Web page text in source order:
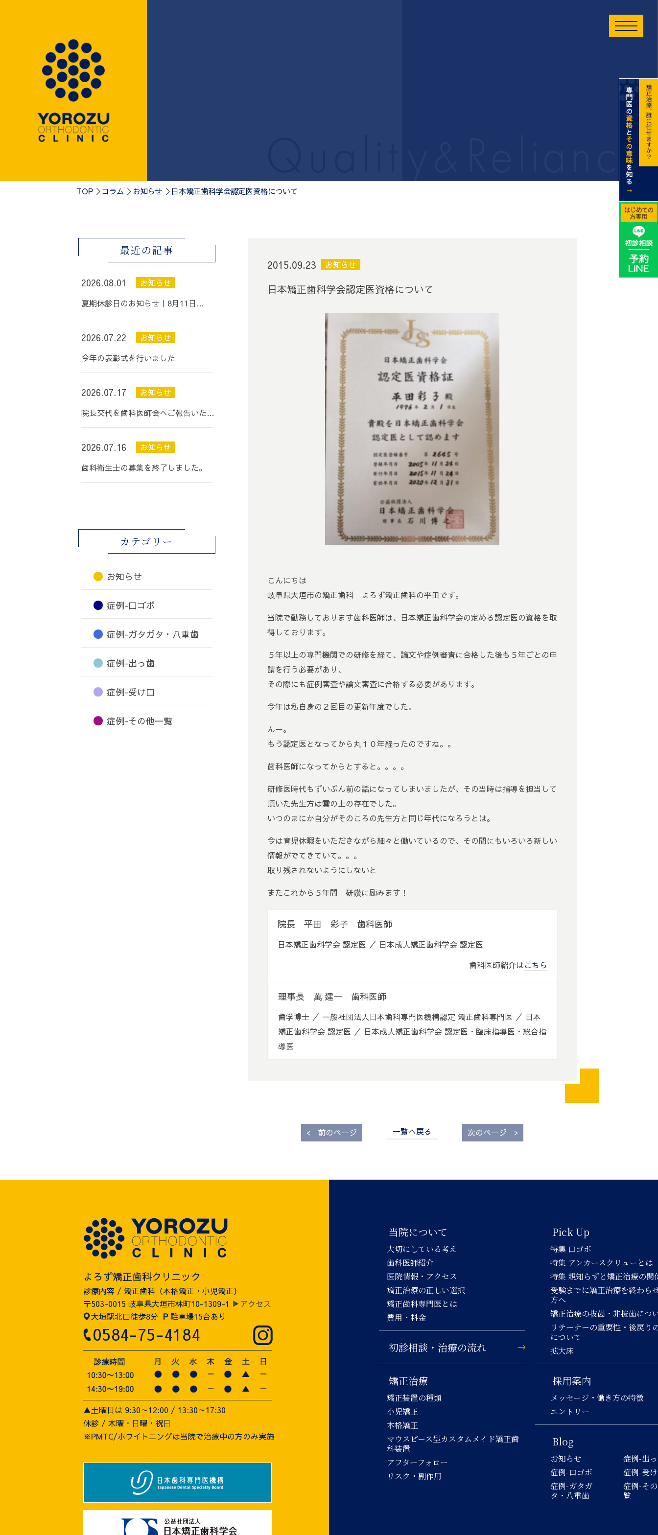
TOP コラム お知らせ 日本矯正歯科学会認定医資格について
最近の記事
2026.08.01
お知らせ
夏期休診日のお知らせ丨8月11日…
2026.07.22
お知らせ
今年の表彰式を行いました
2026.07.17
お知らせ
院長交代を歯科医師会へご報告いた…
2026.07.16
お知らせ
歯科衛生士の募集を終了しました。
カテゴリー
お知らせ
症例-口ゴボ
症例-ガタガタ・八重歯
症例-出っ歯
症例-受け口
症例-その他一覧
2015.09.23 お知らせ
日本矯正歯科学会認定医資格について
こんにちは
岐阜県大垣市の矯正歯科 よろず矯正歯科の平田です。
当院で勤務しております歯科医師は、日本矯正歯科学会の定める認定医の資格を取
得しております。
５年以上の専門機関での研修を経て、論文や症例審査に合格した後も５年ごとの申
請を行う必要があり、
その際にも症例審査や論文審査に合格する必要があります。
今年は私自身の２回目の更新年度でした。
んー。
もう認定医となってから丸１０年経ったのですね。。
歯科医師になってからとすると。。。。
研修医時代もずいぶん前の話になってしまいましたが、その当時は指導を担当して
頂いた先生方は雲の上の存在でした。
いつのまにか自分がそのころの先生方と同じ年代になろうとは。
今は育児休暇をいただきながら細々と働いているので、その間にもいろいろ新しい
情報がでてきていて。。。
取り残されないようにしないと
またこれから５年間 研鑽に励みます！
院長 平田 彩子 歯科医師
日本矯正歯科学会 認定医 ／ 日本成人矯正歯科学会 認定医
歯科医師紹介はこちら
理事長 萬 建一 歯科医師
歯学博士 ／ 一般社団法人日本歯科専門医機構認定 矯正歯科専門医 ／ 日本
矯正歯科学会 認定医 ／ 日本成人矯正歯科学会 認定医・臨床指導医・総合指
導医
< 前のページ 一覧へ戻る 次のページ >
よろず矯正歯科クリニック
診療内容 / 矯正歯科（本格矯正・小児矯正）
〒503-0015 岐阜県大垣市林町10-1309-1 ▶アクセス
大垣駅北口徒歩8分 P駐車場15台あり
0584-75-4184
▲土曜日は 9:30～12:00 / 13:30～17:30
休診 / 木曜・日曜・祝日
※PMTC/ホワイトニングは当院で治療中の方のみ実施
当院について
大切にしている考え
歯科医師紹介
医院情報・アクセス
矯正治療の正しい選択
矯正歯科専門医とは
費用・料金
初診相談・治療の流れ
矯正治療
矯正装置の種類
小児矯正
本格矯正
マウスピース型カスタムメイド矯正歯
科装置
アフターフォロー
リスク・副作用
Pick Up
特集 口ゴボ
特集 アンカースクリューとは
特集 親知らずと矯正治療の関
受験までに矯正治療を終わら
方へ
矯正治療の抜歯・非抜歯につ
リテーナーの重要性・後戻り
について
拡大床
採用案内
メッセージ・働き方の特徴
エントリー
Blog
お知らせ
症例-口ゴボ
症例-ガタガ
タ・八重歯
症例-出
症例-受
症例-そ
覧